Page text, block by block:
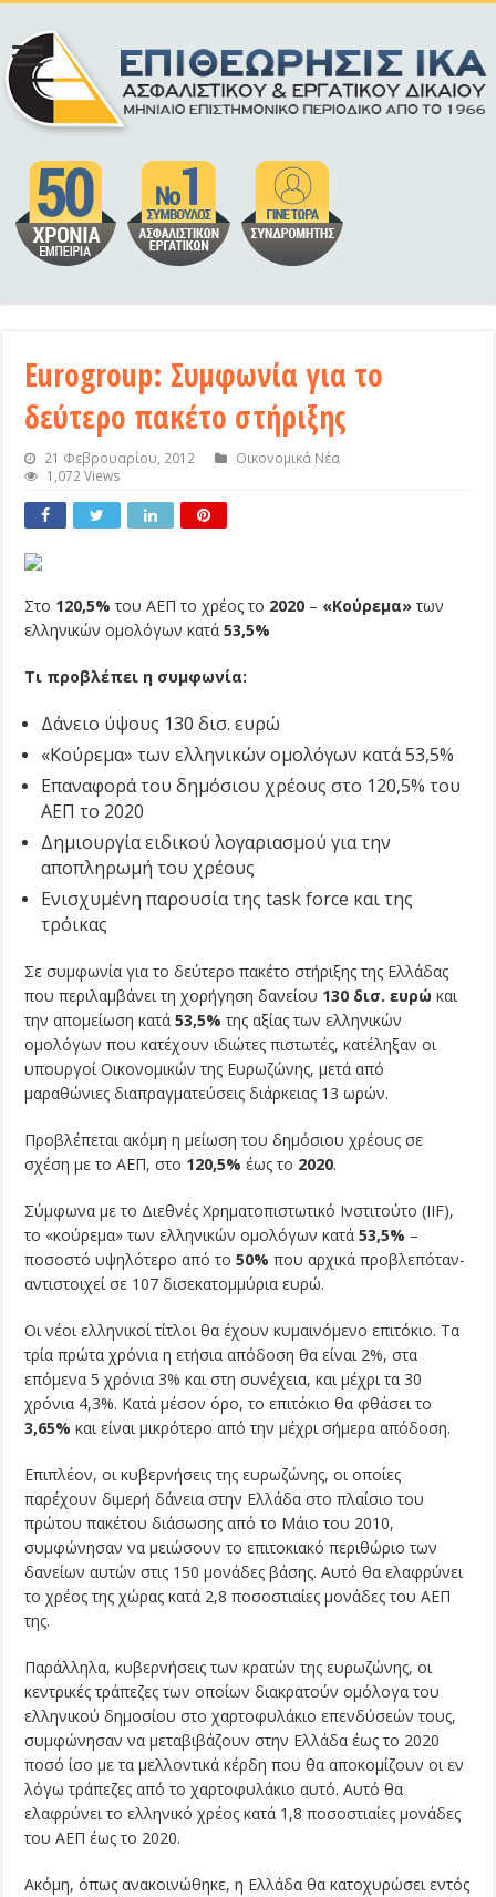
Eurogroup: Συμφωνία για το
δεύτερο πακέτο στήριξης
21 Φεβρουαρίου, 2012
Οικονομικά Νέα
1,072 Views
Στο 120,5% του ΑΕΠ το χρέος το 2020 – «Κούρεμα» των
ελληνικών ομολόγων κατά53,5%
Τι προβλέπει η συμφωνία:
Δάνειο ύψους 130 δισ. ευρώ
«Κούρεμα» των ελληνικών ομολόγων κατά 53,5%
Επαναφορά του δημόσιου χρέους στο 120,5% του
ΑΕΠ το 2020
Δημιουργία ειδικού λογαριασμού για την
αποπληρωμή του χρέους
Ενισχυμένη παρουσία της task force και της
τρόικας
Σε συμφωνία για το δεύτερο πακέτο στήριξης της Ελλάδας
που περιλαμβάνει τη χορήγηση δανείου 130 δισ. ευρώ και
την απομείωση κατά53,5% της αξίας των ελληνικών
ομολόγων που κατέχουν ιδιώτες πιστωτές, κατέληξαν οι
υπουργοί Οικονομικών της Ευρωζώνης, μετά από
μαραθώνιες διαπραγματεύσεις διάρκειας 13 ωρών.
Προβλέπεται ακόμη η μείωση του δημόσιου χρέους σε
σχέση με το ΑΕΠ, στο 120,5% έως το 2020.
Σύμφωνα με το Διεθνές Χρηματοπιστωτικό Ινστιτούτο (IIF),
το «κούρεμα» των ελληνικών ομολόγων κατά53,5% –
ποσοστό υψηλότερο από το50%που αρχικά προβλεπόταν-
αντιστοιχεί σε 107 δισεκατομμύρια ευρώ.
Οι νέοι ελληνικοί τίτλοι θα έχουν κυμαινόμενο επιτόκιο. Τα
τρία πρώτα χρόνια η ετήσια απόδοση θα είναι 2%, στα
επόμενα 5 χρόνια 3% και στη συνέχεια, και μέχρι τα 30
χρόνια 4,3%. Κατά μέσον όρο, το επιτόκιο θα φθάσει το
3,65% και είναι μικρότερο από την μέχρι σήμερα απόδοση.
Επιπλέον, οι κυβερνήσεις της ευρωζώνης, οι οποίες
παρέχουν διμερή δάνεια στην Ελλάδα στο πλαίσιο του
πρώτου πακέτου διάσωσης από το Μάιο του 2010,
συμφώνησαν να μειώσουν το επιτοκιακό περιθώριο των
δανείων αυτών στις 150 μονάδες βάσης. Αυτό θα ελαφρύνει
το χρέος της χώρας κατά 2,8 ποσοστιαίες μονάδες του ΑΕΠ
της.
Παράλληλα, κυβερνήσεις των κρατών της ευρωζώνης, οι
κεντρικές τράπεζες των οποίων διακρατούν ομόλογα του
ελληνικού δημοσίου στο χαρτοφυλάκιο επενδύσεών τους,
συμφώνησαν να μεταβιβάζουν στην Ελλάδα έως το 2020
ποσό ίσο με τα μελλοντικά κέρδη που θα αποκομίζουν οι εν
λόγω τράπεζες από το χαρτοφυλάκιο αυτό. Αυτό θα
ελαφρύνει το ελληνικό χρέος κατά 1,8 ποσοστιαίες μονάδες
του ΑΕΠ έως το 2020.
Ακόμη, όπως ανακοινώθηκε, η Ελλάδα θα κατοχυρώσει εντός